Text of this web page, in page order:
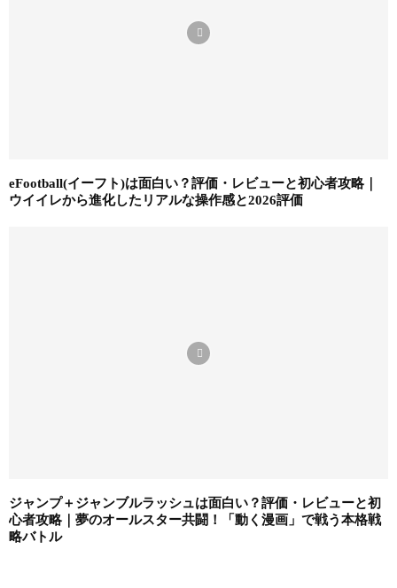
eFootball(イーフト)は面白い？評価・レビューと初心者攻略｜
ウイイレから進化したリアルな操作感と2026評価
ジャンプ＋ジャンブルラッシュは面白い？評価・レビューと初
心者攻略｜夢のオールスター共闘！「動く漫画」で戦う本格戦
略バトル